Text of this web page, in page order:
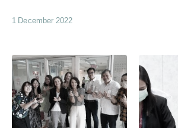
1 December 2022